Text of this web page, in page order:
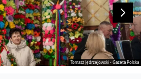
Tomasz Jędrzejowski - Gazeta Polska